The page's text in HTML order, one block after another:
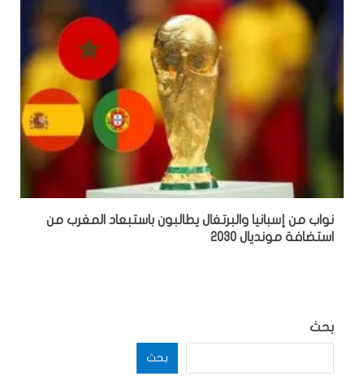
نواب من إسبانيا والبرتغال يطالبون باستبعاد المغرب من
استضافة مونديال 2030
بحث
بحث